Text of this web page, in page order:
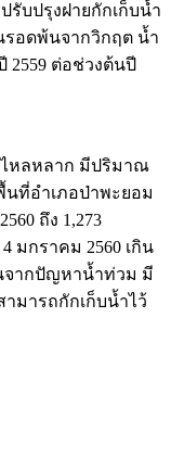
รับปรุงฝายกักเก็บน้ำ
รอดพ้นจากวิกฤต น้ำ
2559 ต่อช่วงต้นปี
หลหลาก มีปริมาณ
นที่อำเภอป่าพะยอม
ถึง 1,273
มกราคม 2560 เกิน
จากปัญหาน้ำท่วม มี
มารถกักเก็บน้ำไว้